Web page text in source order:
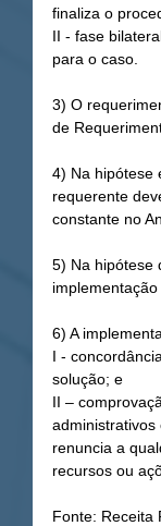
finaliza o
II - fase
para o caso.
3) O
de
4) Na hipótese
requerente
constante no
5) Na hipótese
6) A
I -
solução; e
II –
renuncia a
recursos ou
Fonte: Receita